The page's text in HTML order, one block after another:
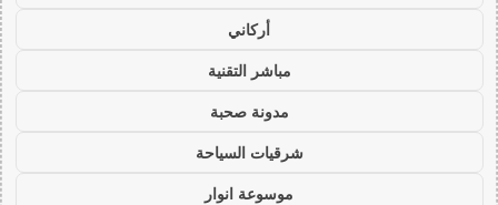
أركاني
مباشر التقنية
مدونة صحبة
شرقيات السياحة
موسوعة انوار